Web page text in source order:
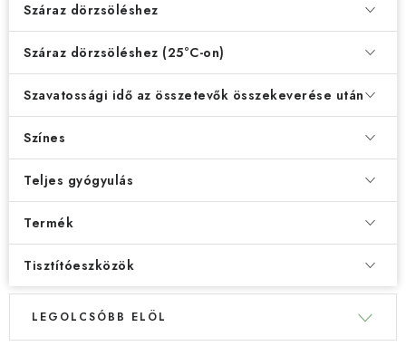
Száraz dörzsöléshez
Száraz dörzsöléshez (25°C-on)
Szavatossági idő az összetevők összekeverése után
Színes
Teljes gyógyulás
Termék
Tisztítóeszközök
T
T
LEGOLCSÓBB ELÖL